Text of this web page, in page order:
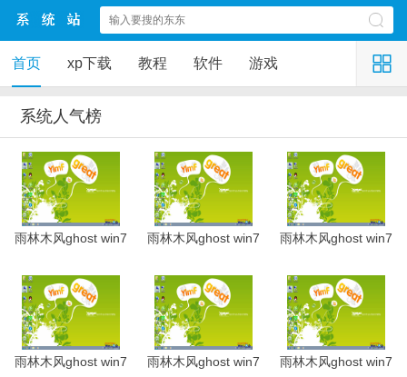
首页 xp下载 教程 软件 游戏
系统人气榜
雨林木风ghost win7 雨林木风ghost win7 雨林木风ghost win7
雨林木风ghost win7 雨林木风ghost win7 雨林木风ghost win7